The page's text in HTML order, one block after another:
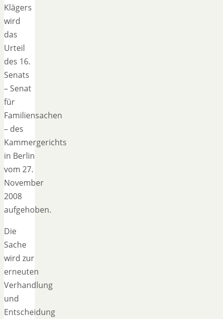
Klägers
wird
das
Urteil
des 16.
Senats
– Senat
für
Familiensachen
– des
Kammergerichts
in Berlin
vom 27.
November
2008
aufgehoben.
Die
Sache
wird zur
erneuten
Verhandlung
und
Entscheidung